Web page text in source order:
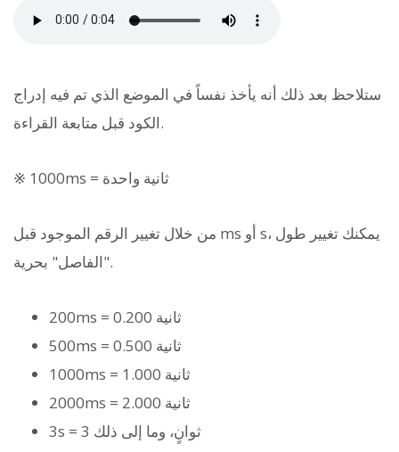
ستلاحظ بعد ذلك أنه يأخذ نفساً في الموضع الذي تم فيه إدراج
الكود قبل متابعة القراءة.
※ 1000ms = ثانية واحدة
من خلال تغيير الرقم الموجود قبل ms أو s، يمكنك تغيير طول
"الفاصل" بحرية.
200ms = 0.200 ثانية
500ms = 0.500 ثانية
1000ms = 1.000 ثانية
2000ms = 2.000 ثانية
3s = 3 ثوانٍ، وما إلى ذلك